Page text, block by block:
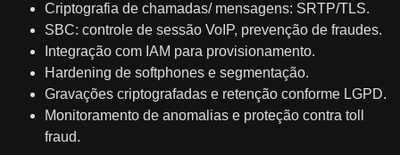
Criptografia de chamadas/ mensagens: SRTP/TLS.
SBC: controle de sessão VoIP, prevenção de fraudes.
Integração com IAM para provisionamento.
Hardening de softphones e segmentação.
Gravações criptografadas e retenção conforme LGPD.
Monitoramento de anomalias e proteção contra toll
fraud.